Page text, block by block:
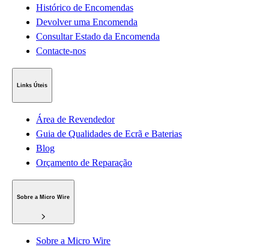
Histórico de Encomendas
Devolver uma Encomenda
Consultar Estado da Encomenda
Contacte-nos
Links Úteis
Área de Revendedor
Guia de Qualidades de Ecrã e Baterias
Blog
Orçamento de Reparação
Sobre a Micro Wire
Sobre a Micro Wire